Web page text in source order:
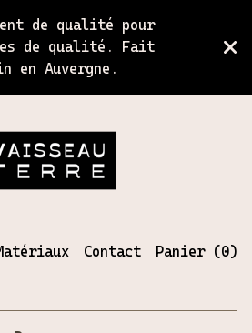
de qualité pour
de qualité. Fait
en Auvergne.
Contact Panier (0)